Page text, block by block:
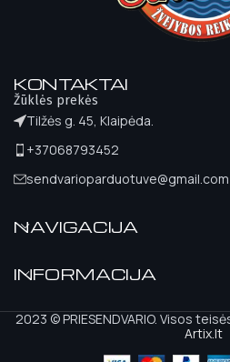
KONTAKTAI
Žūklės prekės
Tilžės g. 45, Klaipėda.
+37068793452
sendvarioparduotuve@gmail.com
NAVIGACIJA
INFORMACIJA
2023 © PRIESENDVARIO. Visos
Artix.lt